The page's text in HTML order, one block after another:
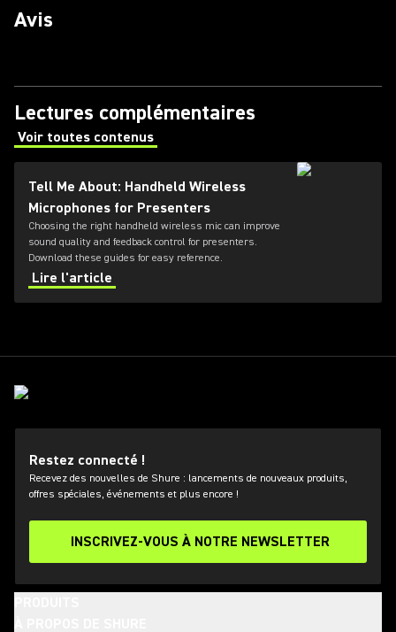
Avis
Lectures complémentaires
Voir toutes contenus
(Opens in a new tab)
Tell Me About: Handheld Wireless
Microphones for Presenters
Choosing the right handheld wireless mic can improve
sound quality and feedback control for presenters.
Download these guides for easy reference.
Lire l'article
Restez connecté !
Recevez des nouvelles de Shure : lancements de nouveaux produits,
offres spéciales, événements et plus encore !
INSCRIVEZ-VOUS À NOTRE NEWSLETTER